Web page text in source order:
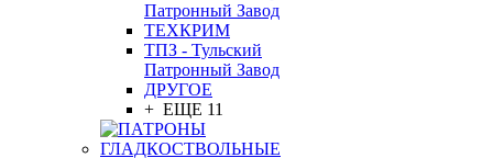
Патронный Завод
ТЕХКРИМ
ТПЗ - Тульский
Патронный Завод
ДРУГОЕ
+ ЕЩЕ 11